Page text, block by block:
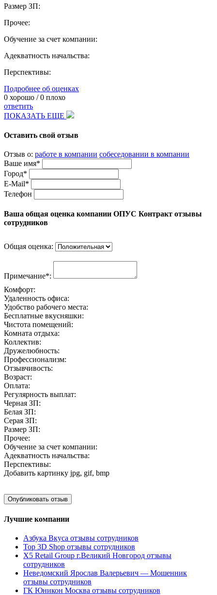
Размер ЗП:
Прочее:
Обучение за счет компании:
Адекватность начальства:
Перспективы:
Подробнее об оценках
0 хорошо /0 плохо
ответить
ПОКАЗАТЬ ЕЩЕ
Оставить свой отзыв
Отзыв о: работе в компании собеседовании в компании
Ваше имя*
Город*
E-Mail*
Телефон
Ваша общая оценка компании ОПУС Контракт отзывы
сотрудников
Общая оценка:
Примечание*:
Комфорт:
Удаленность офиса:
Удобство рабочего места:
Бесплатные вкусняшки:
Чистота помещений:
Комната отдыха:
Коллектив:
Дружелюбность:
Профессионализм:
Отзывчивость:
Возраст:
Оплата:
Регулярность выплат:
Черная ЗП:
Белая ЗП:
Серая ЗП:
Размер ЗП:
Прочее:
Обучение за счет компании:
Адекватность начальства:
Перспективы:
Добавить картинку jpg, gif, bmp
Лучшие компании
Азбука Вкуса отзывы сотрудников
Top 3D Shop отзывы сотрудников
X5 Retail Group г.Великий Новгород отзывы
сотрудников
Неведомский Ярослав Валерьевич — Мошенник
отзывы сотрудников
ГК Юникон Москва отзывы сотрудников